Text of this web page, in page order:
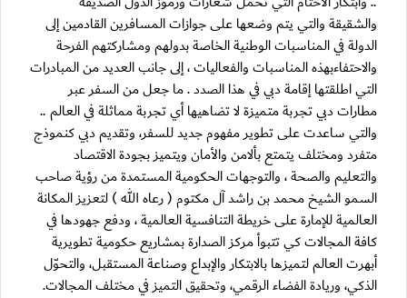
والشقيقة والتي يتم وضعها على جوازات المسافرين القادمين إلى
الدولة في المناسبات الوطنية الخاصة بدولهم ومشاركتهم الفرحة
والاحتفاءبهذه المناسبات والفعاليات ، إلى جانب العديد من المبادرات
التي اطلقتها إقامة دبي في هذا الصدد . ما جعل من السفر عبر
مطارات دبي تجربة متميزة لا تضاهيها أي تجربة مماثلة في العالم ..
والتي ساعدت على تطوير مفهوم جديد للسفر، وتقديم دبي كنموذج
متفرد ومختلف يتمتع بألامن والأمان ويتميز بجودة الاقتصاد
والتعليم والصحة ، والتوجهات الحكومية المستمدة من رؤية صاحب
السمو الشيخ محمد بن راشد آل مكتوم ( رعاه الله ) لتعزيز المكانة
العالمية للإمارة على خريطة التنافسية العالمية ، ودفع جهودها في
كافة المجالات كي تتبوأ مركز الصدارة بمشاريع حكومية تطويرية
أبهرت العالم لتميزها بالابتكار والإبداع وصناعة المستقبل، والتحوّل
الذكي، وريادة الفضاء الرقمي، وتحقيق التميز في مختلف المجالات.